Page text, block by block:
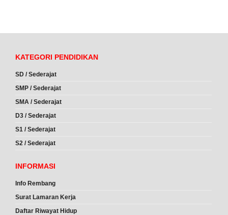
KATEGORI PENDIDIKAN
SD / Sederajat
SMP / Sederajat
SMA / Sederajat
D3 / Sederajat
S1 / Sederajat
S2 / Sederajat
INFORMASI
Info Rembang
Surat Lamaran Kerja
Daftar Riwayat Hidup